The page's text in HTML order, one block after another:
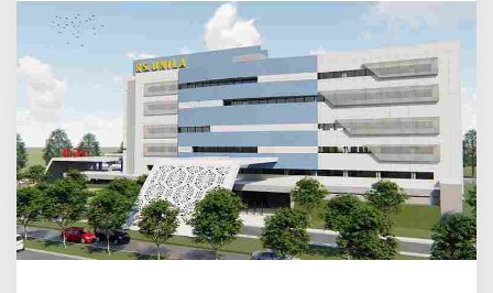
o
n
t
r
i
b
u
s
i
B
e